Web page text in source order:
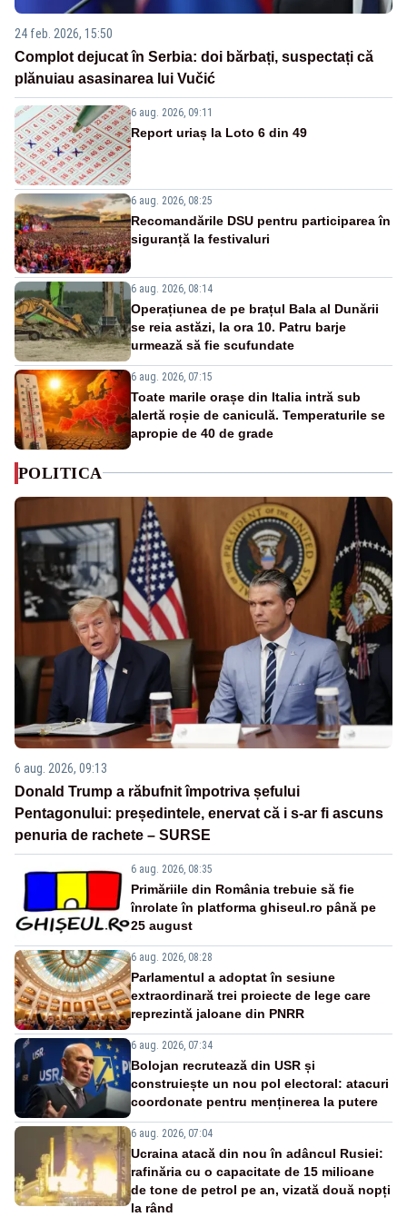
24 feb. 2026, 15:50
Complot dejucat în Serbia: doi bărbați, suspectați că
plănuiau asasinarea lui Vučić
6 aug. 2026, 09:11
Report uriaș la Loto 6 din 49
6 aug. 2026, 08:25
Recomandările DSU pentru participarea în
siguranță la festivaluri
6 aug. 2026, 08:14
Operațiunea de pe brațul Bala al Dunării
se reia astăzi, la ora 10. Patru barje
urmează să fie scufundate
6 aug. 2026, 07:15
Toate marile orașe din Italia intră sub
alertă roșie de caniculă. Temperaturile se
apropie de 40 de grade
POLITICA
6 aug. 2026, 09:13
Donald Trump a răbufnit împotriva șefului
Pentagonului: președintele, enervat că i s-ar fi ascuns
penuria de rachete – SURSE
6 aug. 2026, 08:35
Primăriile din România trebuie să fie
înrolate în platforma ghiseul.ro până pe
25 august
6 aug. 2026, 08:28
Parlamentul a adoptat în sesiune
extraordinară trei proiecte de lege care
reprezintă jaloane din PNRR
6 aug. 2026, 07:34
Bolojan recrutează din USR și
construiește un nou pol electoral: atacuri
coordonate pentru menținerea la putere
6 aug. 2026, 07:04
Ucraina atacă din nou în adâncul Rusiei:
rafinăria cu o capacitate de 15 milioane
de tone de petrol pe an, vizată două nopți
la rând